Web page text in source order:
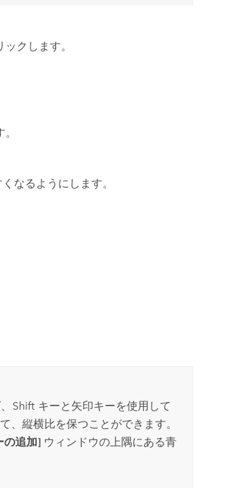
ックします。
なるようにします。
Shift キーと矢印キーを使用して
、縦横比を保つことができます。
の追加]ウィンドウの上隅にある青